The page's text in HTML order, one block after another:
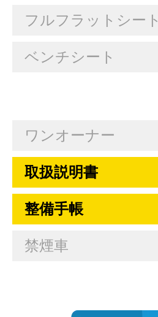
フルフラットシート
ベンチシート
ワンオーナー
取扱説明書
整備手帳
禁煙車